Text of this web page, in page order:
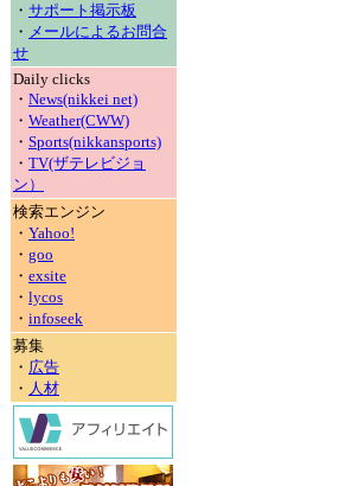
・ サポート掲示板
・ メールによるお問合
せ
Daily clicks
・ News(nikkei net)
・ Weather(CWW)
・ Sports(nikkansports)
・ TV(ザテレビジョ
ン）
検索エンジン
・ Yahoo!
・ goo
・ exsite
・ lycos
・ infoseek
募集
・ 広告
・ 人材